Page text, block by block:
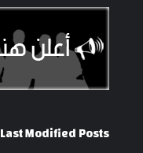
Last Modified Posts